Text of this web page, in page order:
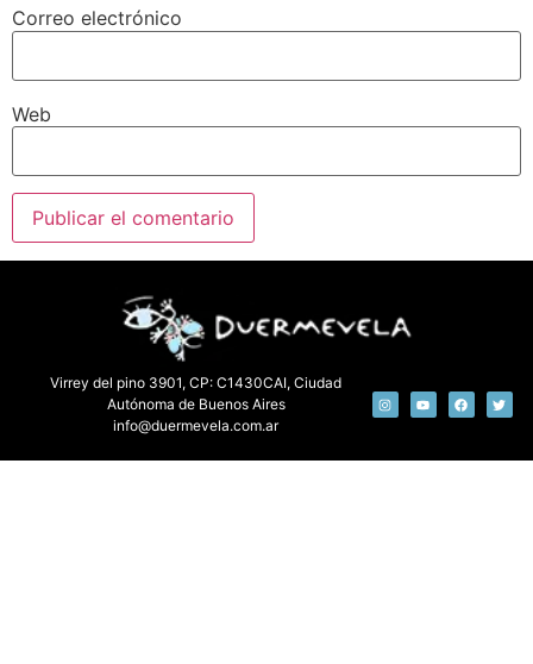
Correo electrónico
Web
Virrey del pino 3901, CP: C1430CAI, Ciudad
Autónoma de Buenos Aires
info@duermevela.com.ar